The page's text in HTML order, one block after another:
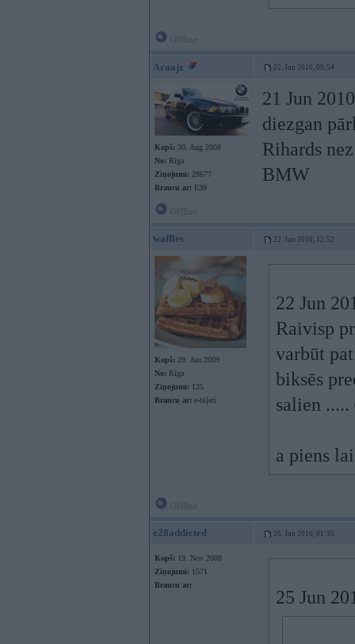
Araajz 22. Jun 2010, 09:54
Kopš: 30. Aug 2008
No: Rīga
Ziņojumi: 28677
Braucu ar: E39
21 Jun
diezgan
Rihards
BMW
waffles 22. Jun 2010, 12:52
Kopš: 29. Jun 2009
No: Rīga
Ziņojumi: 125
Braucu ar: e-biļeti
22 Jun
Raivisp
varbūt
biksēs
salien .....
a piens
e28addicted 25. Jun 2010, 01:35
Kopš: 19. Nov 2008
Ziņojumi: 1571
Braucu ar:
25 Jun